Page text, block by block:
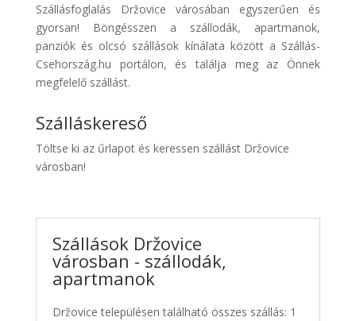
Discover
Cars
Transzfer
Kiwi
Taxi
Szállásfoglalás Držovice városában egyszerűen és
gyorsan! Böngésszen a szállodák, apartmanok,
panziók és olcsó szállások kínálata között a Szállás-
Csehország.hu portálon, és találja meg az Önnek
megfelelő szállást.
Szálláskereső
Töltse ki az űrlapot és keressen szállást Držovice
városban!
Szállások Držovice
városban - szállodák,
apartmanok
Držovice településen található összes szállás: 1